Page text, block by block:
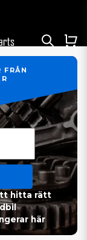
FRÅN
hitta rätt
här